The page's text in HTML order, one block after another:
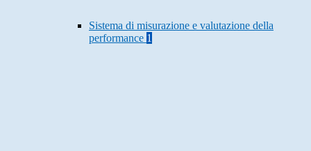
Sistema di misurazione e valutazione della
performance 1